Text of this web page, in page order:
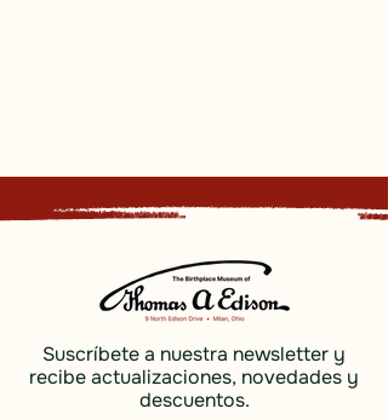
Suscríbete a nuestra newsletter y
recibe actualizaciones, novedades y
descuentos.